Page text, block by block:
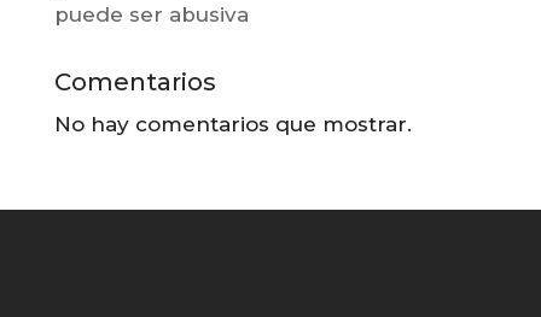
puede ser abusiva
Comentarios
No hay comentarios que mostrar.